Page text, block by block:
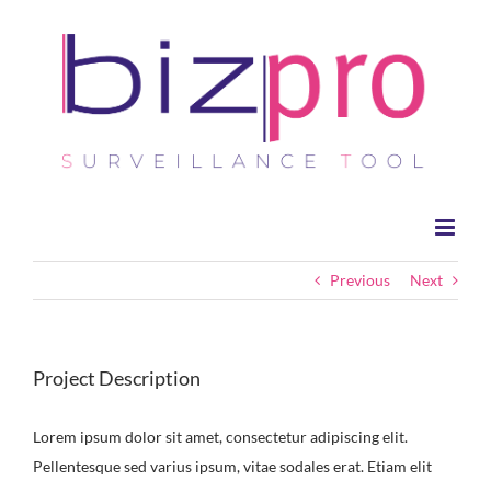
Previous Next
Project Description
Lorem ipsum dolor sit amet, consectetur adipiscing elit.
Pellentesque sed varius ipsum, vitae sodales erat. Etiam elit